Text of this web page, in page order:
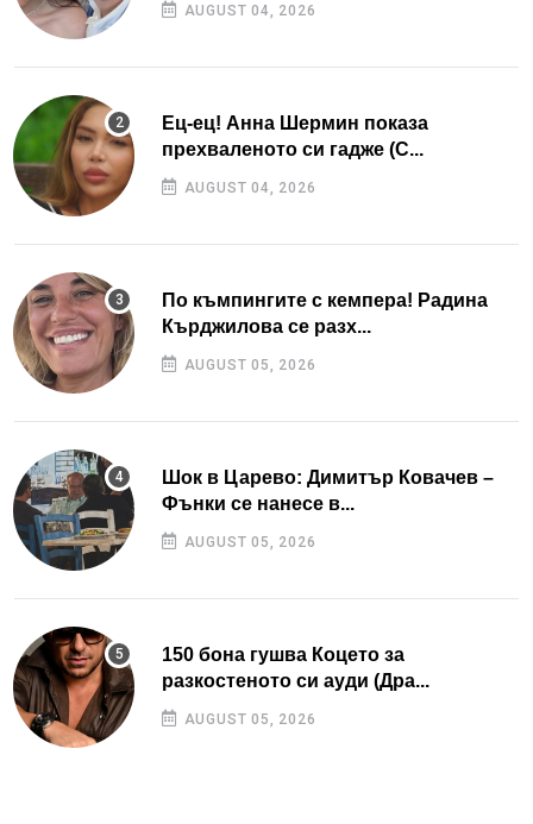
AUGUST 04, 2026
Ец-ец! Анна Шермин показа
прехваленото си гадже (С...
AUGUST 04, 2026
По къмпингите с кемпера! Радина
Кърджилова се разх...
AUGUST 05, 2026
Шок в Царево: Димитър Ковачев –
Фънки се нанесе в...
AUGUST 05, 2026
150 бона гушва Коцето за
разкостеното си ауди (Дра...
AUGUST 05, 2026